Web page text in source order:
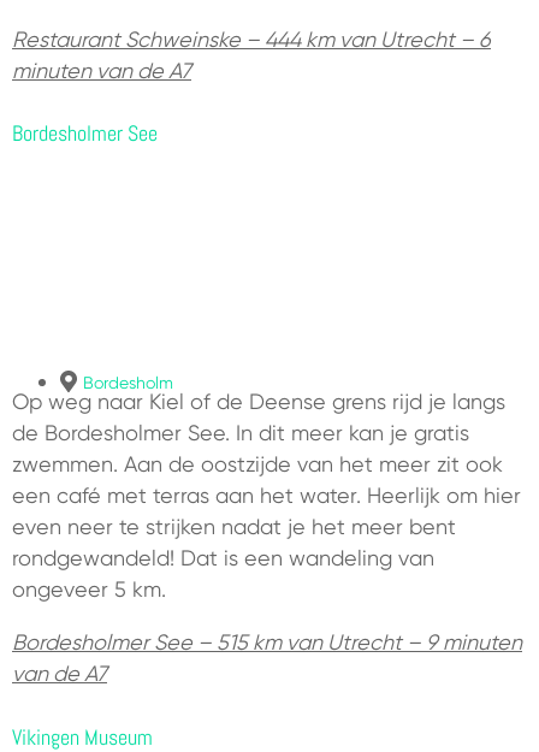
Restaurant Schweinske – 444 km van Utrecht – 6
minuten van de A7
Bordesholmer See
Bordesholm
Op weg naar Kiel of de Deense grens rijd je langs
de Bordesholmer See. In dit meer kan je gratis
zwemmen. Aan de oostzijde van het meer zit ook
een café met terras aan het water. Heerlijk om hier
even neer te strijken nadat je het meer bent
rondgewandeld! Dat is een wandeling van
ongeveer 5 km.
Bordesholmer See – 515 km van Utrecht – 9 minuten
van de A7
Vikingen Museum